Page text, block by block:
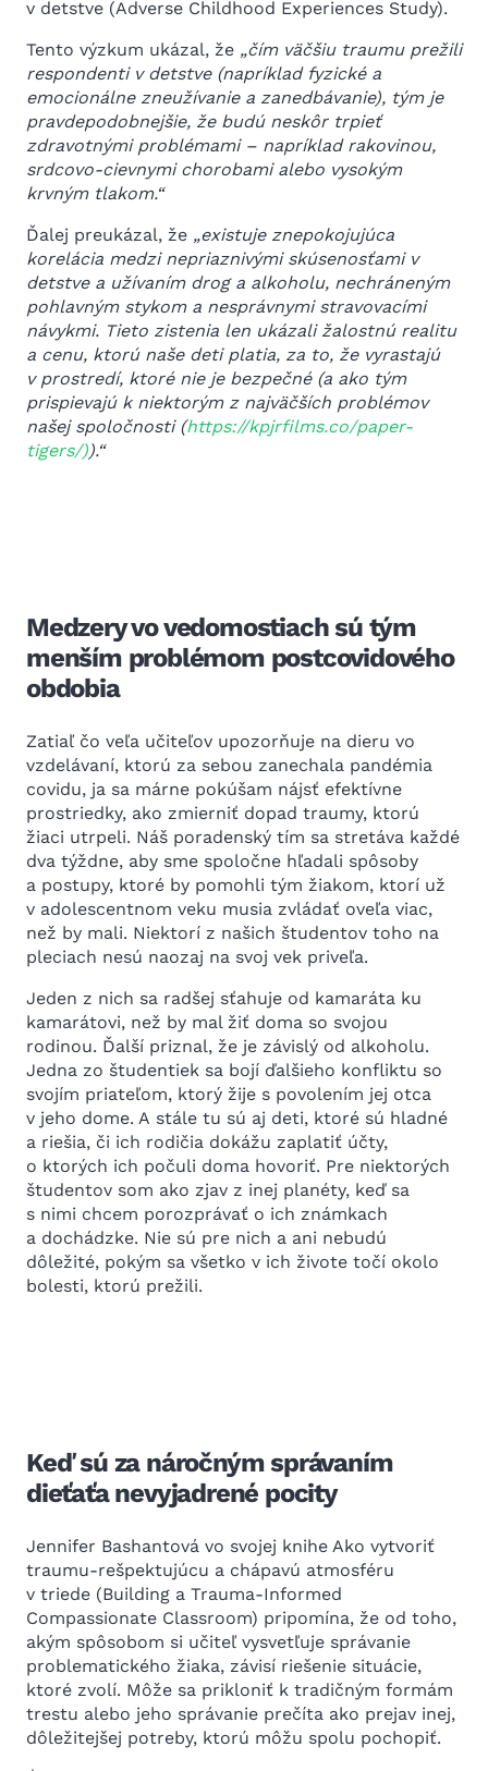
v detstve (Adverse Childhood Experiences Study).
Tento výzkum ukázal, že „čím väčšiu traumu prežili
respondenti v detstve (napríklad fyzické a
emocionálne zneužívanie a zanedbávanie), tým je
pravdepodobnejšie, že budú neskôr trpieť
zdravotnými problémami – napríklad rakovinou,
srdcovo-cievnymi chorobami alebo vysokým
krvným tlakom.“
Ďalej preukázal, že „existuje znepokojujúca
korelácia medzi nepriaznivými skúsenosťami v
detstve a užívaním drog a alkoholu, nechráneným
pohlavným stykom a nesprávnymi stravovacími
návykmi. Tieto zistenia len ukázali žalostnú realitu
a cenu, ktorú naše deti platia, za to, že vyrastajú
v prostredí, ktoré nie je bezpečné (a ako tým
prispievajú k niektorým z najväčších problémov
našej spoločnosti (https://kpjrfilms.co/paper-
tigers/)).“
Medzery vo vedomostiach sú tým
menším problémom postcovidového
obdobia
Zatiaľ čo veľa učiteľov upozorňuje na dieru vo
vzdelávaní, ktorú za sebou zanechala pandémia
covidu, ja sa márne pokúšam nájsť efektívne
prostriedky, ako zmierniť dopad traumy, ktorú
žiaci utrpeli. Náš poradenský tím sa stretáva každé
dva týždne, aby sme spoločne hľadali spôsoby
a postupy, ktoré by pomohli tým žiakom, ktorí už
v adolescentnom veku musia zvládať oveľa viac,
než by mali. Niektorí z našich študentov toho na
pleciach nesú naozaj na svoj vek priveľa.
Jeden z nich sa radšej sťahuje od kamaráta ku
kamarátovi, než by mal žiť doma so svojou
rodinou. Ďalší priznal, že je závislý od alkoholu.
Jedna zo študentiek sa bojí ďalšieho konfliktu so
svojím priateľom, ktorý žije s povolením jej otca
v jeho dome. A stále tu sú aj deti, ktoré sú hladné
a riešia, či ich rodičia dokážu zaplatiť účty,
o ktorých ich počuli doma hovoriť. Pre niektorých
študentov som ako zjav z inej planéty, keď sa
s nimi chcem porozprávať o ich známkach
a dochádzke. Nie sú pre nich a ani nebudú
dôležité, pokým sa všetko v ich živote točí okolo
bolesti, ktorú prežili.
Keď sú za náročným správaním
dieťaťa nevyjadrené pocity
Jennifer Bashantová vo svojej knihe Ako vytvoriť
traumu-rešpektujúcu a chápavú atmosféru
v triede (Building a Trauma-Informed
Compassionate Classroom) pripomína, že od toho,
akým spôsobom si učiteľ vysvetľuje správanie
problematického žiaka, závisí riešenie situácie,
ktoré zvolí. Môže sa prikloniť k tradičným formám
trestu alebo jeho správanie prečíta ako prejav inej,
dôležitejšej potreby, ktorú môžu spolu pochopiť.